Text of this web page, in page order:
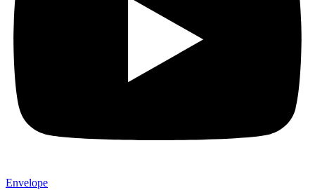
Envelope